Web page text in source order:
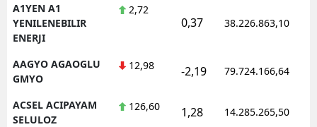
A1YEN A1
YENILENEBILIR
ENERJI
2,72
0,37 38.226.863,10
AAGYO AGAOGLU
GMYO
12,98 -2,19 79.724.166,64
ACSEL ACIPAYAM
SELULOZ
126,60 1,28 14.285.265,50